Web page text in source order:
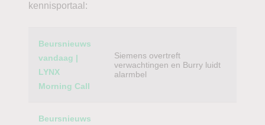
kennisportaal:
Category
Beursnieuws
vandaag |
LYNX
Morning Call
Siemens overtreft
verwachtingen en Burry luidt
alarmbel
Beursnieuws